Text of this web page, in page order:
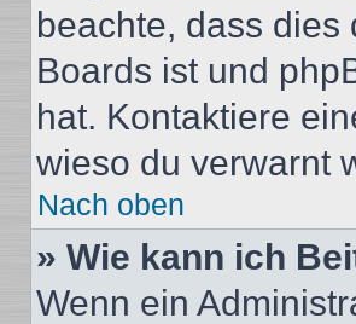
beachte, dass dies
Boards ist und
hat. Kontaktiere
wieso du verwarnt
Nach oben
» Wie kann ich
Wenn ein